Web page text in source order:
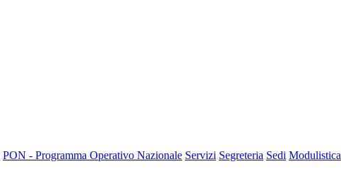
PON - Programma Operativo Nazionale Servizi Segreteria Sedi Modulistica